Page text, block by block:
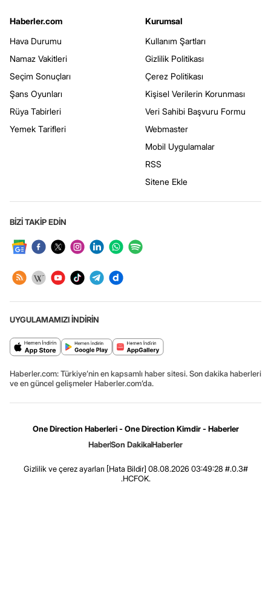
Haberler.com
Hava Durumu
Namaz Vakitleri
Seçim Sonuçları
Şans Oyunları
Rüya Tabirleri
Yemek Tarifleri
Kurumsal
Kullanım Şartları
Gizlilik Politikası
Çerez Politikası
Kişisel Verilerin Korunması
Veri Sahibi Başvuru Formu
Webmaster
Mobil Uygulamalar
RSS
Sitene Ekle
BİZİ TAKİP EDİN
UYGULAMAMIZI İNDİRİN
Haberler.com: Türkiye’nin en kapsamlı haber sitesi. Son dakika haberleri
ve en güncel gelişmeler Haberler.com’da.
One Direction Haberleri - One Direction Kimdir - Haberler
HaberSon DakikaHaberler
Gizlilik ve çerez ayarları [Hata Bildir] 08.08.2026 03:49:28 #.0.3#
.HCFOK.